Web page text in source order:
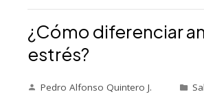
¿Cómo diferenciar
estrés?
Pedro Alfonso Quintero J.